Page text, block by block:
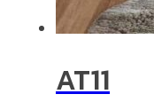
AT11